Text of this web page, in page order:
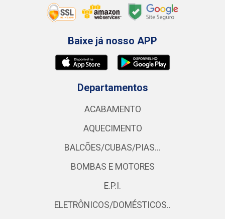
Baixe já nosso APP
Departamentos
ACABAMENTO
AQUECIMENTO
BALCÕES/CUBAS/PIAS...
BOMBAS E MOTORES
E.P.I.
ELETRÔNICOS/DOMÉSTICOS..